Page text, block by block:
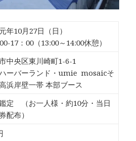
年10月27日（日）
17：00（13:00～14:00休憩）
中央区東川崎町1-6-1
ーバーランド・umie mosaicそ
浜岸壁一帯 本部ブース
定 （お一人様・約10分・当日
配布）